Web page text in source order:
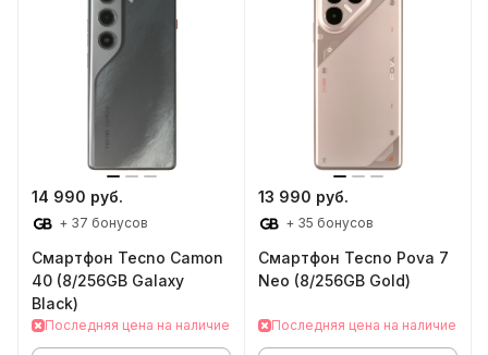
14 990 руб.
+ 37 бонусов
Смартфон Tecno Camon
40 (8/256GB Galaxy
Black)
Последняя цена на наличие
13 990 руб.
+ 35 бонусов
Смартфон Tecno Pova 7
Neo (8/256GB Gold)
Последняя цена на наличие